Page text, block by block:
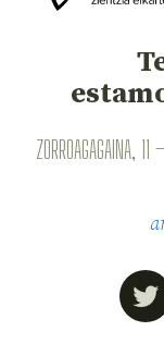
ZORROAGAGAINA,